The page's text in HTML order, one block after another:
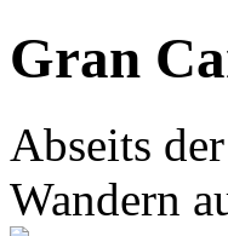
Gran
Abseits
Wandern